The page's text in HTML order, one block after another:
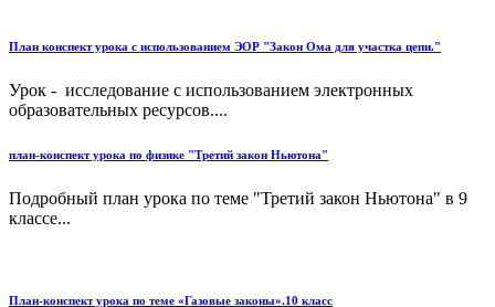
План конспект урока с использованием ЭОР "Закон Ома для участка цепи."
Урок - исследование с использованием электронных
образовательных ресурсов....
план-конспект урока по физике "Третий закон Ньютона"
Подробный план урока по теме "Третий закон Ньютона" в 9
классе...
План-конспект урока по теме «Газовые законы».10 класс